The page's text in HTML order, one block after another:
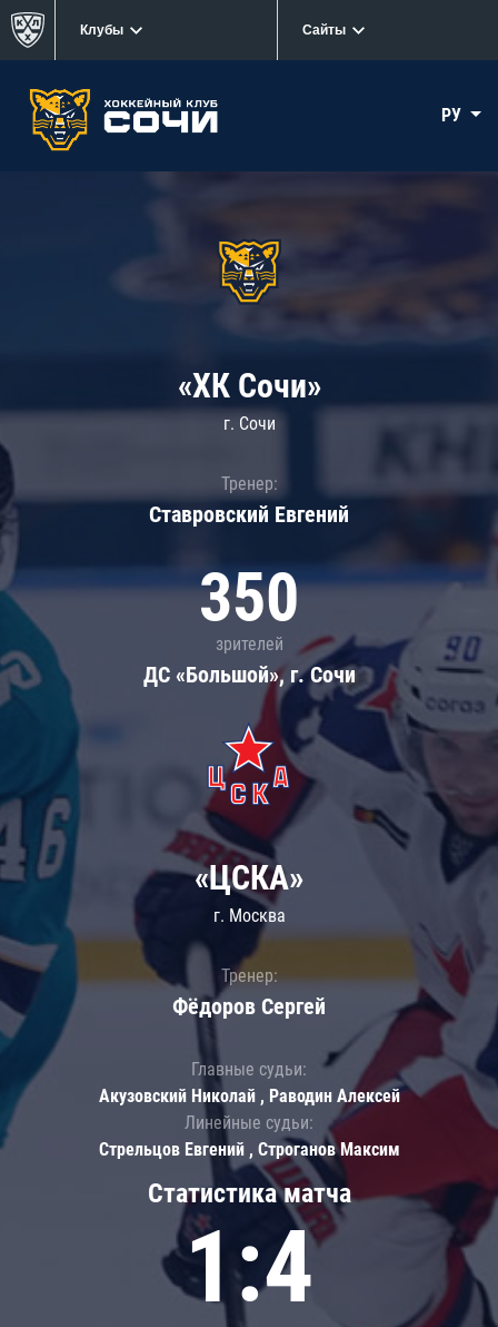
Клубы Сайты
РУ
«ХК Сочи»
г. Сочи
Тренер:
Ставровский Евгений
350
зрителей
ДС «Большой», г. Сочи
Статистика матча
1:4
«ЦСКА»
г. Москва
Тренер:
Фёдоров Сергей
Главные судьи:
Акузовский Николай , Раводин Алексей
Линейные судьи:
Стрельцов Евгений , Строганов Максим